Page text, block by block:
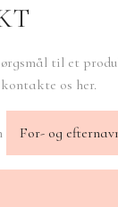
til et
os her.